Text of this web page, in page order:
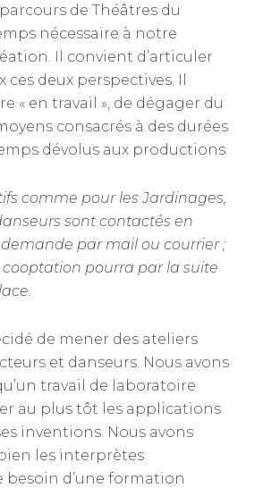
de Théâtres du
nécessaire à notre
Il convient d’articuler
deux perspectives. Il
« en travail », de dégager du
consacrés à des durées
dévolus aux productions.
comme pour les Jardinages,
sont contactés en
par mail ou courrier ;
cooptation pourra par la suite
de mener des ateliers
et danseurs. Nous avons
travail de laboratoire
au plus tôt les applications
inventions. Nous avons
les interprètes
besoin d’une formation